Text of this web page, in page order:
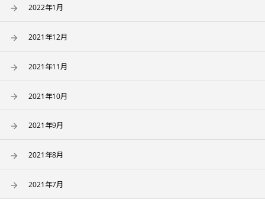
2022年1月
2021年12月
2021年11月
2021年10月
2021年9月
2021年8月
2021年7月